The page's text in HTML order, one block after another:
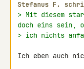
Stefanus F.
> Mit diesem
doch eins sein,
> ich nichts
Ich eben auch